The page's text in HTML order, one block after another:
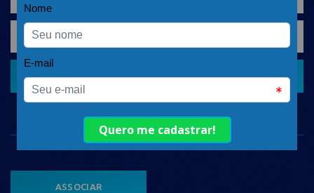
CADASTRAR
ASSOCIAR